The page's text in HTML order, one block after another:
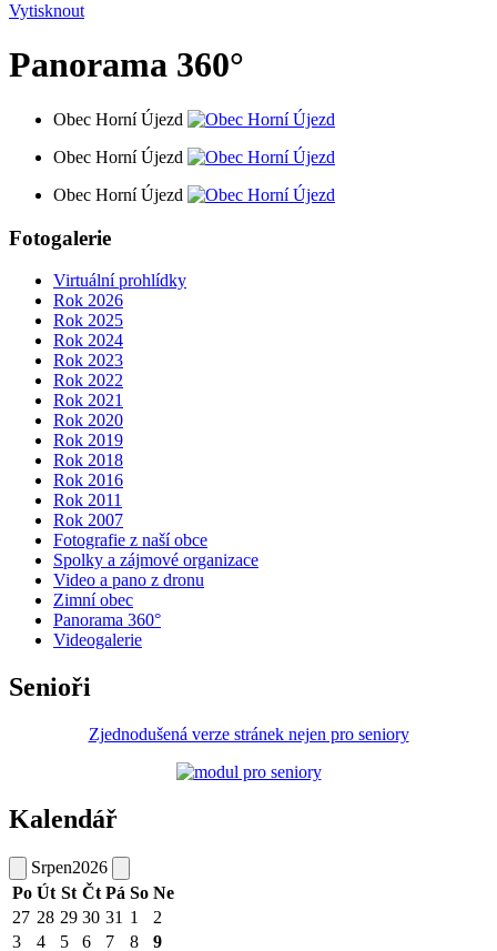
Vytisknout
Panorama 360°
Obec Horní Újezd
Obec Horní Újezd
Obec Horní Újezd
Fotogalerie
Virtuální prohlídky
Rok 2026
Rok 2025
Rok 2024
Rok 2023
Rok 2022
Rok 2021
Rok 2020
Rok 2019
Rok 2018
Rok 2016
Rok 2011
Rok 2007
Fotografie z naší obce
Spolky a zájmové organizace
Video a pano z dronu
Zimní obec
Panorama 360°
Videogalerie
Senioři
Zjednodušená verze stránek nejen pro seniory
Kalendář
Srpen2026
Po Út St Čt Pá So Ne
27 28 29 30 31 1
2
3
4 5 6 7 8 9